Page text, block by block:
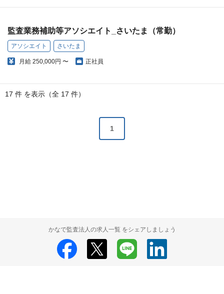
監査業務補助等アソシエイト_さいたま（常勤）
アソシエイト さいたま
月給 250,000円 〜 正社員
17 件 を表示（全 17 件）
1
かなで監査法人の求人一覧 をシェアしましょう